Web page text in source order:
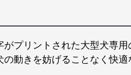
プリントされた大型犬専用
動きを妨げることなく快